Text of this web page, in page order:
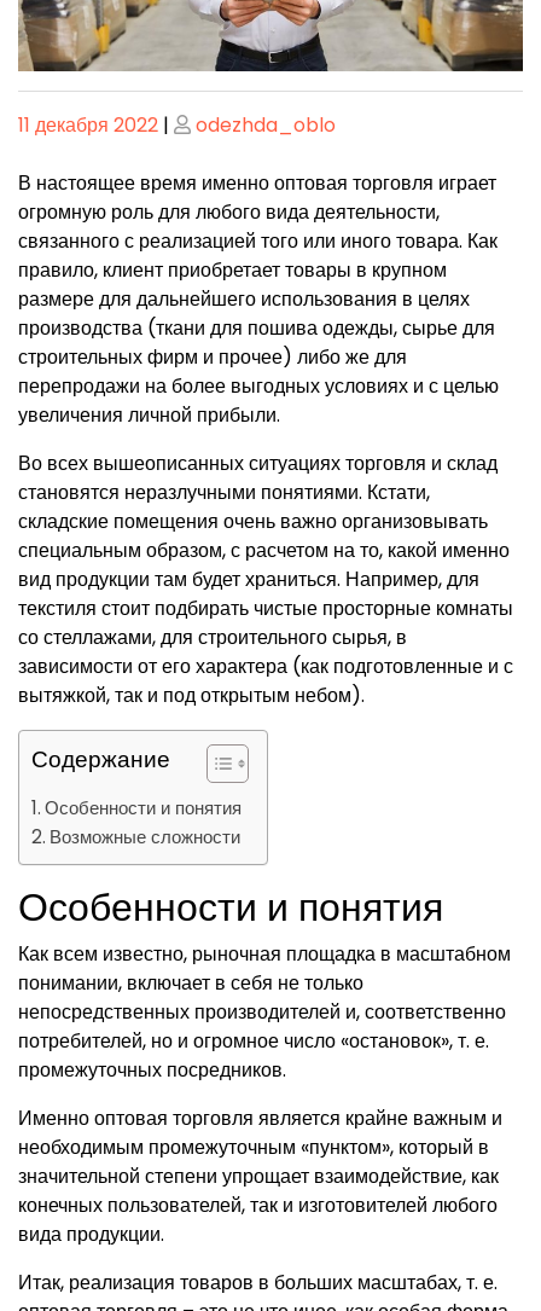
Опубликовано
11 декабря 2022 | Опубликовано
odezhda_oblo
В настоящее время именно оптовая торговля играет
огромную роль для любого вида деятельности,
связанного с реализацией того или иного товара. Как
правило, клиент приобретает товары в крупном
размере для дальнейшего использования в целях
производства (ткани для пошива одежды, сырье для
строительных фирм и прочее) либо же для
перепродажи на более выгодных условиях и с целью
увеличения личной прибыли.
Во всех вышеописанных ситуациях торговля и склад
становятся неразлучными понятиями. Кстати,
складские помещения очень важно организовывать
специальным образом, с расчетом на то, какой именно
вид продукции там будет храниться. Например, для
текстиля стоит подбирать чистые просторные комнаты
со стеллажами, для строительного сырья, в
зависимости от его характера (как подготовленные и с
вытяжкой, так и под открытым небом).
Содержание
Особенности и понятия
Возможные сложности
Особенности и понятия
Как всем известно, рыночная площадка в масштабном
понимании, включает в себя не только
непосредственных производителей и, соответственно
потребителей, но и огромное число «остановок», т. е.
промежуточных посредников.
Именно оптовая торговля является крайне важным и
необходимым промежуточным «пунктом», который в
значительной степени упрощает взаимодействие, как
конечных пользователей, так и изготовителей любого
вида продукции.
Итак, реализация товаров в больших масштабах, т. е.